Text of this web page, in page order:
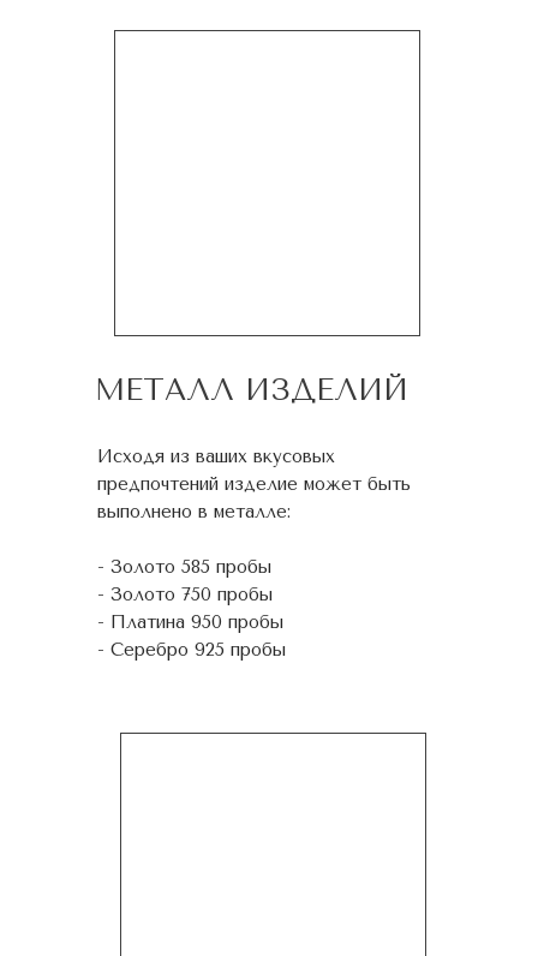
МЕТАЛЛ ИЗДЕЛИЙ
Исходя из ваших вкусовых
предпочтений изделие может быть
выполнено в металле:
- Золото 585 пробы
- Золото 750 пробы
- Платина 950 пробы
- Серебро 925 пробы